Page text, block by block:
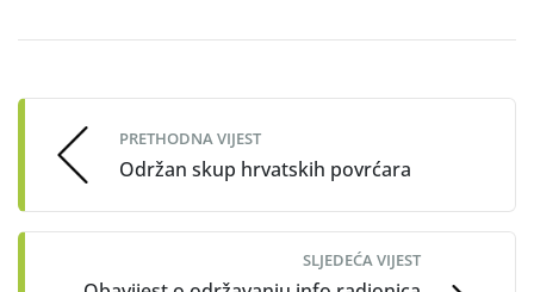
navigation
PRETHODNA VIJEST
Održan skup hrvatskih povrćara
SLJEDEĆA VIJEST